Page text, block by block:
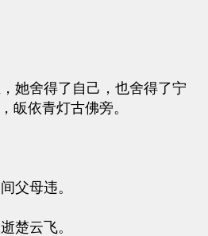
她舍得了自己，也舍得了宁
皈依青灯古佛旁。
父母违。
楚云飞。